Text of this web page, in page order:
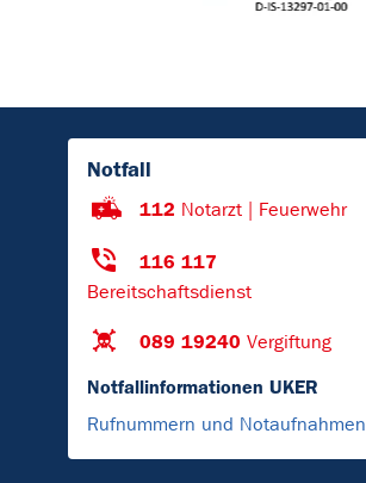
Notfall
112 Notarzt | Feuerwehr
116 117
Bereitschaftsdienst
089 19240 Vergiftung
Notfallinformationen UKER
Rufnummern und Notaufnahmen